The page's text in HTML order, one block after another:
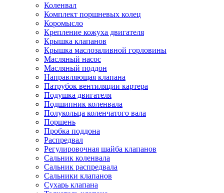
Коленвал
Комплект поршневых колец
Коромысло
Крепление кожуха двигателя
Крышка клапанов
Крышка маслозаливной горловины
Масляный насос
Масляный поддон
Направляющая клапана
Патрубок вентиляции картера
Подушка двигателя
Подшипник коленвала
Полукольца коленчатого вала
Поршень
Пробка поддона
Распредвал
Регулировочная шайба клапанов
Сальник коленвала
Сальник распредвала
Сальники клапанов
Сухарь клапана